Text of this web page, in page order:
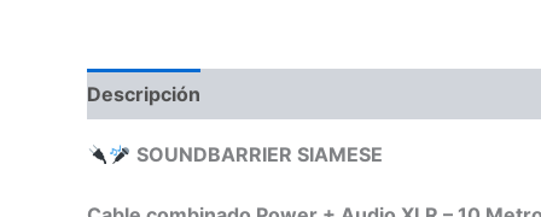
Descripción
SOUNDBARRIER SIAMESE